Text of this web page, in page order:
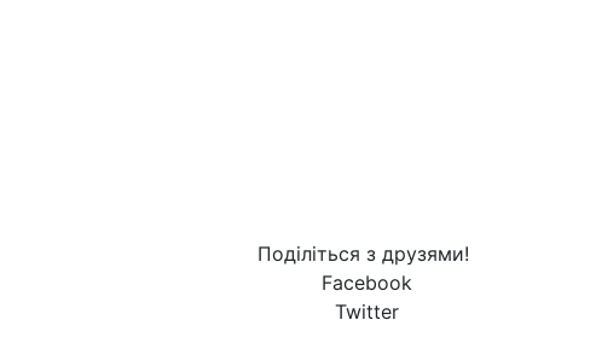
Поділіться з друзями!
Facebook
Twitter